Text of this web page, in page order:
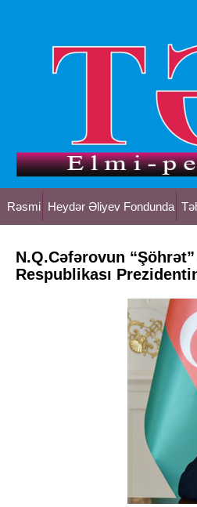
Rəsmi Heydər Əliyev Fondunda
N.Q.Cəfərovun
Respublikası